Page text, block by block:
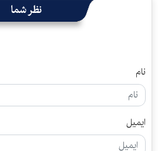
نظر شما
نام
ایمیل